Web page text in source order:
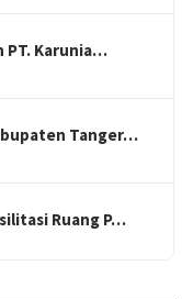
PT. Karunia…
Tanger…
Ruang P…